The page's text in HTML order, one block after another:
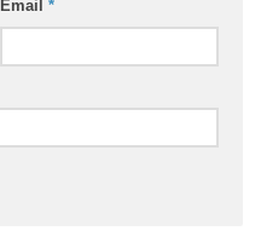
Email *